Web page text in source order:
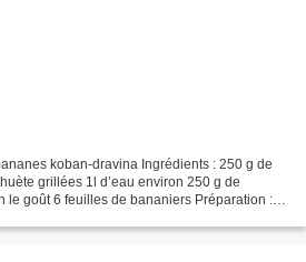
koban-dravina Ingrédients : 250 g de
grillées 1l d’eau environ 250 g de
le goût 6 feuilles de bananiers Préparation :